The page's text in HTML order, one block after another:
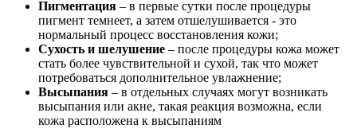
Пигментация – в первые сутки после процедуры
пигмент темнеет, а затем отшелушивается - это
нормальный процесс восстановления кожи;
Сухость и шелушение – после процедуры кожа может
стать более чувствительной и сухой, так что может
потребоваться дополнительное увлажнение;
Высыпания – в отдельных случаях могут возникать
высыпания или акне, такая реакция возможна, если
кожа расположена к высыпаниям